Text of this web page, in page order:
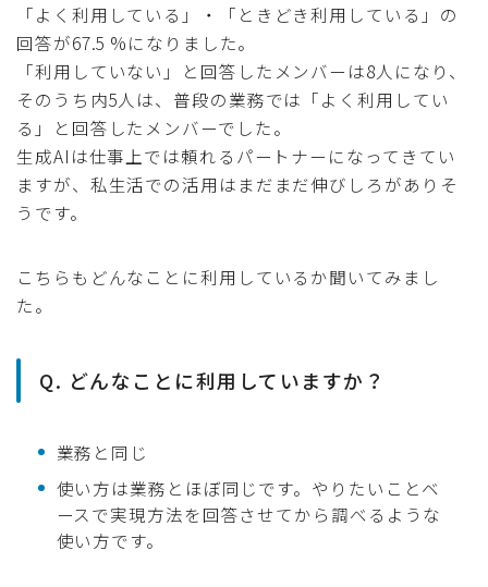
「よく利用している」・「ときどき利用している」の
回答が67.5 %になりました。
「利用していない」と回答したメンバーは8人になり、
そのうち内5人は、普段の業務では「よく利用してい
る」と回答したメンバーでした。
生成AIは仕事上では頼れるパートナーになってきてい
ますが、私生活での活用はまだまだ伸びしろがありそ
うです。
こちらもどんなことに利用しているか聞いてみまし
た。
Q. どんなことに利用していますか？
業務と同じ
使い方は業務とほぼ同じです。やりたいことベ
ースで実現方法を回答させてから調べるような
使い方です。